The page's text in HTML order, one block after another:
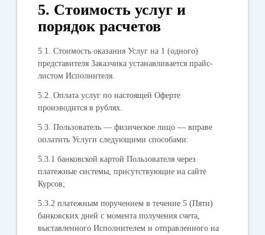
5. Стоимость услуг и
порядок расчетов
5.1. Стоимость оказания Услуг на 1 (одного)
представителя Заказчика устанавливается прайс-
листом Исполнителя.
5.2. Оплата услуг по настоящей Оферте
производится в рублях.
5.3. Пользователь — физическое лицо — вправе
оплатить Услуги следующими способами:
5.3.1 банковской картой Пользователя через
платежные системы, присутствующие на сайте
Курсов;
5.3.2 платежным поручением в течение 5 (Пяти)
банковских дней с момента получения счета,
выставленного Исполнителем и отправленного на